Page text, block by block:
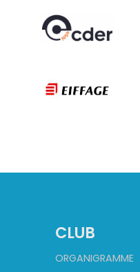
CLUB
ORGANIGRAMME